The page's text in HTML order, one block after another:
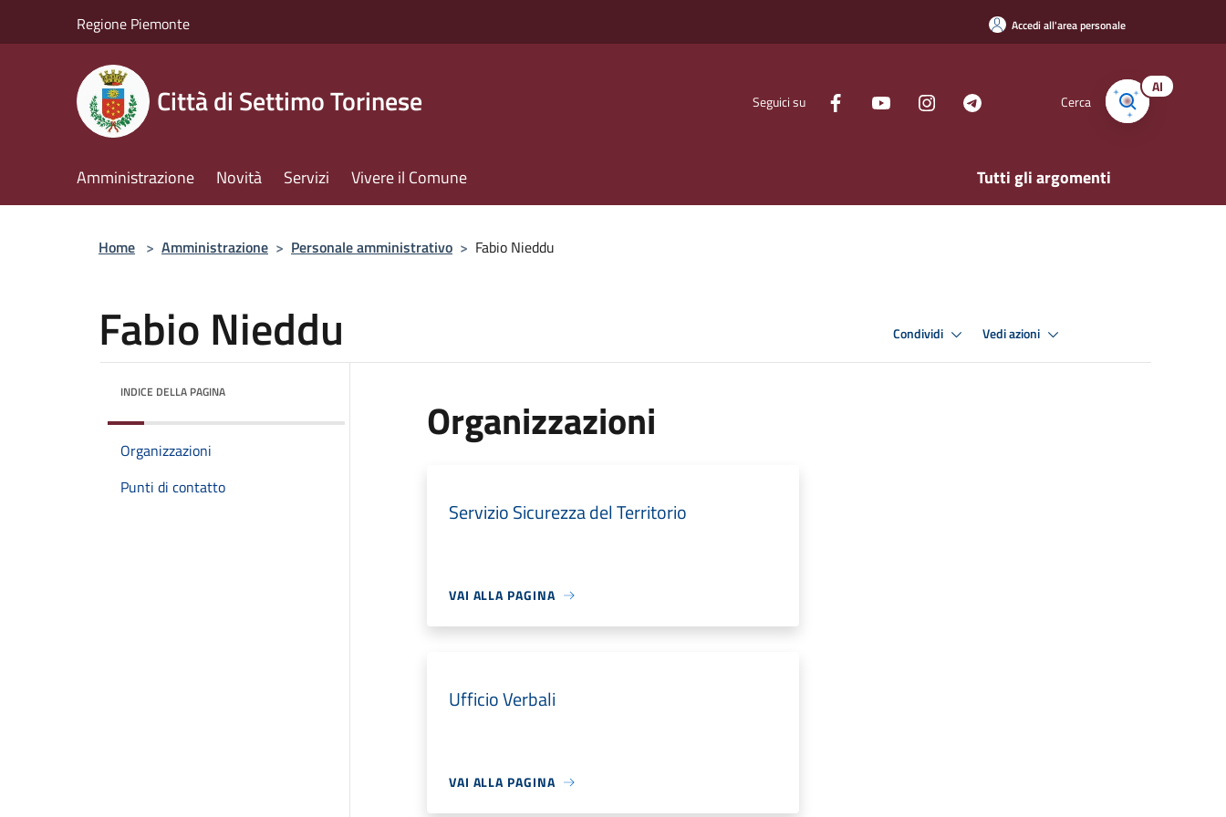
Regione Piemonte Accedi all'area personale
Città di Settimo Torinese Seguici su Cerca
AI
Amministrazione Novità Servizi Vivere il Comune Tutti gli argomenti
Home > Amministrazione > Personale amministrativo > Fabio Nieddu
Fabio Nieddu Condividi Vedi azioni
INDICE DELLA PAGINA
Organizzazioni
Punti di contatto
Organizzazioni
Servizio Sicurezza del Territorio
VAI ALLA PAGINA
Ufficio Verbali
VAI ALLA PAGINA